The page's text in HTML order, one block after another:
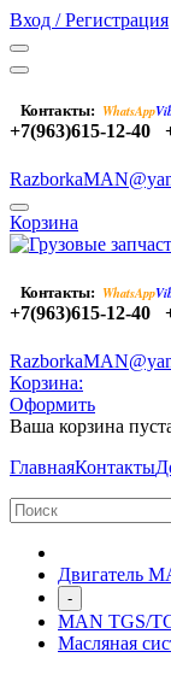
Вход / Регистрация
Контакты: WhatsApp
+7(963)615-12-40
Корзина
Контакты: WhatsApp
+7(963)615-12-40
Корзина:
Оформить
Ваша корзина
ГлавнаяКонтакты
Двигатель
-
MAN TGS/
Масляная